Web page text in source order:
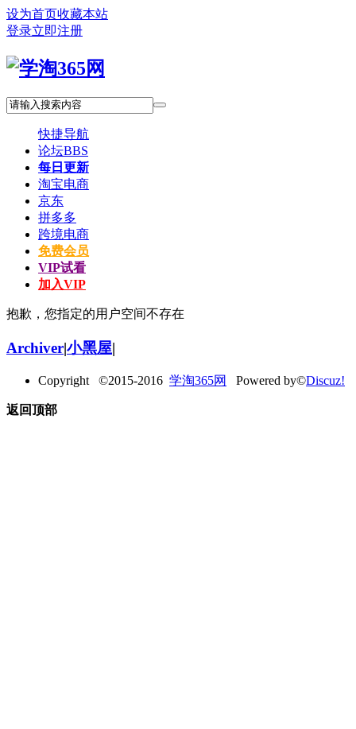
设为首页收藏本站
登录立即注册
快捷导航
论坛BBS
每日更新
淘宝电商
京东
拼多多
跨境电商
免费会员
VIP试看
加入VIP
抱歉，您指定的用户空间不存在
Archiver|小黑屋|
Copyright ©2015-2016 学淘365网 Powered by©Discuz!
返回顶部